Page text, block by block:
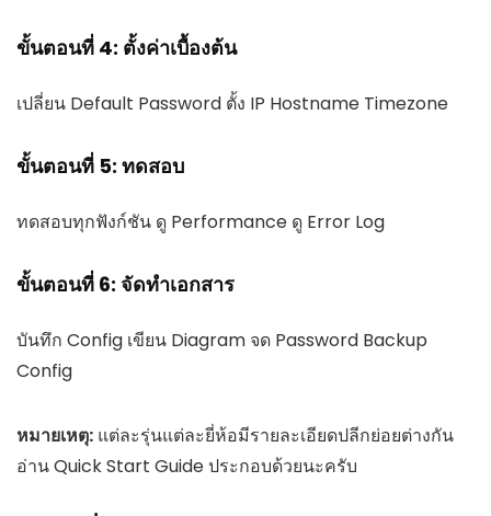
ขั้นตอนที่ 4: ตั้งค่าเบื้องต้น
เปลี่ยน Default Password ตั้ง IP Hostname Timezone
ขั้นตอนที่ 5: ทดสอบ
ทดสอบทุกฟังก์ชัน ดู Performance ดู Error Log
ขั้นตอนที่ 6: จัดทำเอกสาร
บันทึก Config เขียน Diagram จด Password Backup
Config
หมายเหตุ: แต่ละรุ่นแต่ละยี่ห้อมีรายละเอียดปลีกย่อยต่างกัน
อ่าน Quick Start Guide ประกอบด้วยนะครับ